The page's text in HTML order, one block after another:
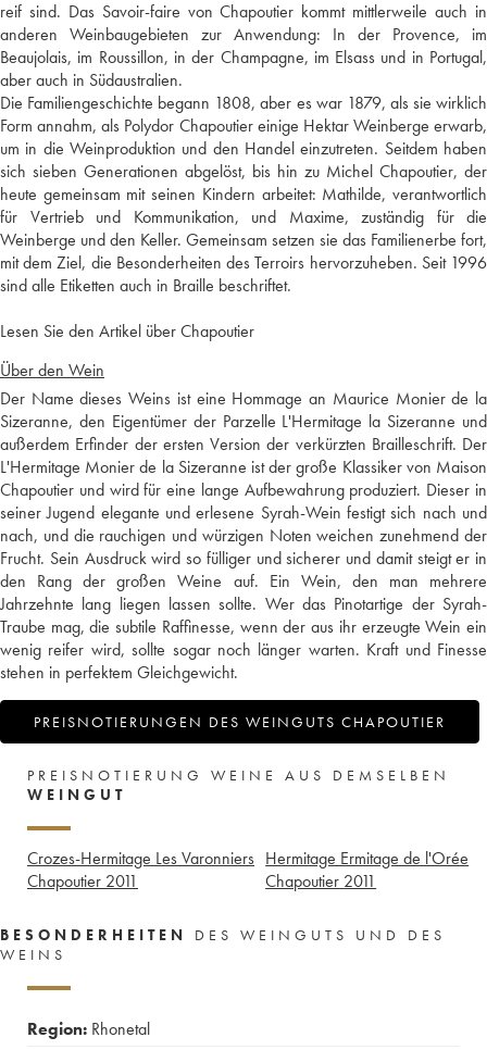
reif sind. Das Savoir-faire von Chapoutier kommt mittlerweile auch in
anderen Weinbaugebieten zur Anwendung: In der Provence, im
Beaujolais, im Roussillon, in der Champagne, im Elsass und in Portugal,
aber auch in Südaustralien.
Die Familiengeschichte begann 1808, aber es war 1879, als sie wirklich
Form annahm, als Polydor Chapoutier einige Hektar Weinberge erwarb,
um in die Weinproduktion und den Handel einzutreten. Seitdem haben
sich sieben Generationen abgelöst, bis hin zu Michel Chapoutier, der
heute gemeinsam mit seinen Kindern arbeitet: Mathilde, verantwortlich
für Vertrieb und Kommunikation, und Maxime, zuständig für die
Weinberge und den Keller. Gemeinsam setzen sie das Familienerbe fort,
mit dem Ziel, die Besonderheiten des Terroirs hervorzuheben. Seit 1996
sind alle Etiketten auch in Braille beschriftet.
Lesen Sie den Artikel über Chapoutier
Über den Wein
Der Name dieses Weins ist eine Hommage an Maurice Monier de la
Sizeranne, den Eigentümer der Parzelle L'Hermitage la Sizeranne und
außerdem Erfinder der ersten Version der verkürzten Brailleschrift. Der
L'Hermitage Monier de la Sizeranne ist der große Klassiker von Maison
Chapoutier und wird für eine lange Aufbewahrung produziert. Dieser in
seiner Jugend elegante und erlesene Syrah-Wein festigt sich nach und
nach, und die rauchigen und würzigen Noten weichen zunehmend der
Frucht. Sein Ausdruck wird so fülliger und sicherer und damit steigt er in
den Rang der großen Weine auf. Ein Wein, den man mehrere
Jahrzehnte lang liegen lassen sollte. Wer das Pinotartige der Syrah-
Traube mag, die subtile Raffinesse, wenn der aus ihr erzeugte Wein ein
wenig reifer wird, sollte sogar noch länger warten. Kraft und Finesse
stehen in perfektem Gleichgewicht.
PREISNOTIERUNGEN DES WEINGUTS CHAPOUTIER
PREISNOTIERUNG WEINE AUS DEMSELBEN
WEINGUT
Crozes-Hermitage Les Varonniers
Chapoutier 2011
Hermitage Ermitage de l'Orée
Chapoutier 2011
BESONDERHEITEN
DES WEINGUTS UND DES
WEINS
Region: Rhonetal